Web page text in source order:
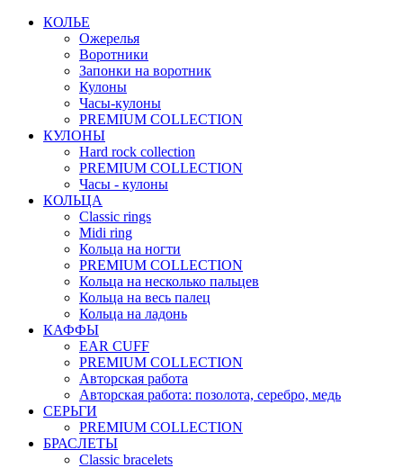
КОЛЬЕ
Ожерелья
Воротники
Запонки на воротник
Кулоны
Часы-кулоны
PREMIUM COLLECTION
КУЛОНЫ
Hard rock collection
PREMIUM COLLECTION
Часы - кулоны
КОЛЬЦА
Classic rings
Midi ring
Кольца на ногти
PREMIUM COLLECTION
Кольца на несколько пальцев
Кольца на весь палец
Кольца на ладонь
КАФФЫ
EAR CUFF
PREMIUM COLLECTION
Авторская работа
Авторская работа: позолота, серебро, медь
СЕРЬГИ
PREMIUM COLLECTION
БРАСЛЕТЫ
Classic bracelets